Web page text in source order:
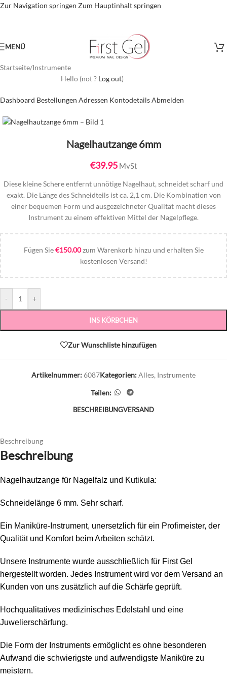
Zur Navigation springen Zum Hauptinhalt springen
MENÜ
Startseite/Instrumente
Hello (not? Log out)
Dashboard Bestellungen Adressen KontodetailsAbmelden
Nagelhautzange 6mm
€39.95 MvSt
Diese kleine Schere entfernt unnötige Nagelhaut, schneidet scharf und
exakt. Die Länge des Schneidteils ist ca. 2,1 cm. Die Kombination von
einer bequemen Form und ausgezeichneter Qualität macht dieses
Instrument zu einem effektiven Mittel der Nagelpflege.
Fügen Sie€150.00zum Warenkorb hinzu und erhalten Sie
kostenlosen Versand!
- +
INS KÖRBCHEN
Zur Wunschliste hinzufügen
Artikelnummer:6087Kategorien:Alles, Instrumente
Teilen:
BESCHREIBUNGVERSAND
Beschreibung
Beschreibung
Nagelhautzange für Nagelfalz und Kutikula:
Schneidelänge 6 mm. Sehr scharf.
Ein Maniküre-Instrument, unersetzlich für ein Profimeister, der
Qualität und Komfort beim Arbeiten schätzt.
Unsere Instrumente wurde ausschließlich für First Gel
hergestellt worden. Jedes Instrument wird vor dem Versand an
Kunden von uns zusätzlich auf die Schärfe geprüft.
Hochqualitatives medizinisches Edelstahl und eine
Juwelierschärfung.
Die Form der Instruments ermöglicht es ohne besonderen
Aufwand die schwierigste und aufwendigste Maniküre zu
meistern.